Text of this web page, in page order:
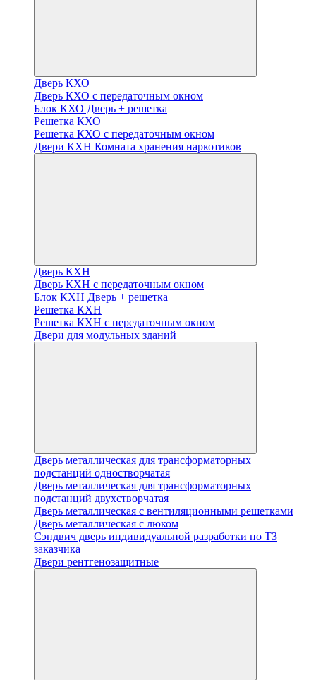
Дверь КХО
Дверь КХО с передаточным окном
Блок КХО Дверь + решетка
Решетка КХО
Решетка КХО с передаточным окном
Двери КХН Комната хранения наркотиков
Дверь КХН
Дверь КХН с передаточным окном
Блок КХН Дверь + решетка
Решетка КХН
Решетка КХН с передаточным окном
Двери для модульных зданий
Дверь металлическая для трансформаторных
подстанций одностворчатая
Дверь металлическая для трансформаторных
подстанций двухстворчатая
Дверь металлическая с вентиляционными решетками
Дверь металлическая с люком
Cэндвич дверь индивидуальной разработки по ТЗ
заказчика
Двери рентгенозащитные